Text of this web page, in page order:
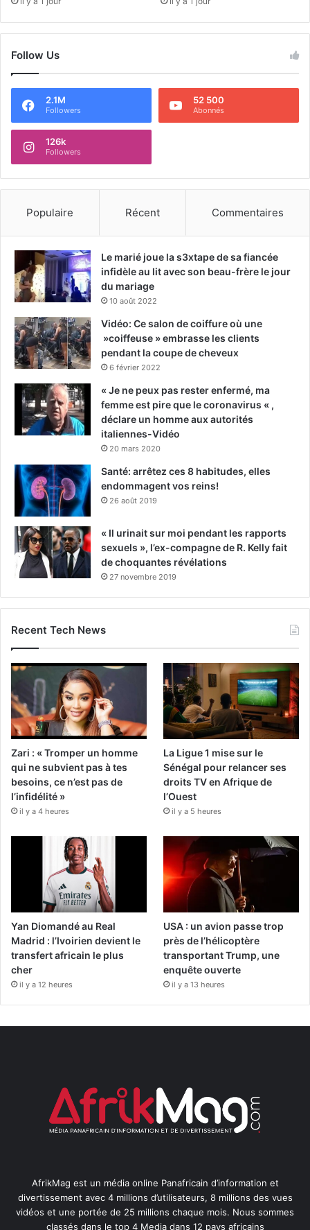
Follow Us
2.1M
Followers
52 500
Abonnés
126k
Followers
Populaire Récent Commentaires
Le marié joue la s3xtape de sa fiancée
infidèle au lit avec son beau-frère le jour
du mariage
10 août 2022
Vidéo: Ce salon de coiffure où une
»coiffeuse » embrasse les clients
pendant la coupe de cheveux
6 février 2022
« Je ne peux pas rester enfermé, ma
femme est pire que le coronavirus « ,
déclare un homme aux autorités
italiennes-Vidéo
20 mars 2020
Santé: arrêtez ces 8 habitudes, elles
endommagent vos reins!
26 août 2019
« Il urinait sur moi pendant les rapports
sexuels », l’ex-compagne de R. Kelly fait
de choquantes révélations
27 novembre 2019
Recent Tech News
Zari : « Tromper un homme
qui ne subvient pas à tes
besoins, ce n’est pas de
l’infidélité »
il y a 4 heures
La Ligue 1 mise sur le
Sénégal pour relancer ses
droits TV en Afrique de
l’Ouest
il y a 5 heures
Yan Diomandé au Real
Madrid : l’Ivoirien devient le
transfert africain le plus
cher
il y a 12 heures
USA : un avion passe trop
près de l’hélicoptère
transportant Trump, une
enquête ouverte
il y a 13 heures
AfrikMag est un média online Panafricain d’information et
divertissement avec 4 millions d’utilisateurs, 8 millions des vues
vidéos et une portée de 25 millions chaque mois. Nous sommes
classés dans le top 4 Media dans 12 pays africains